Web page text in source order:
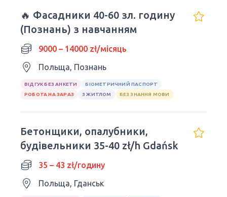
🔥 Фасадники 40-60 зл. годину
(Познань) з навчанням
9000 – 14000 zł/місяць
Польща, Познань
ВІДГУК БЕЗ АНКЕТИ
БІОМЕТРИЧНИЙ ПАСПОРТ
РОБОТА НА ЗАРАЗ
З ЖИТЛОМ БЕЗ ЗНАННЯ МОВИ
Бетонщики, опалубники,
будівельники 35-40 zł/h Gdańsk
35 – 43 zł/годину
Польща, Гданськ